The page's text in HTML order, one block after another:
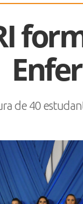
de 40